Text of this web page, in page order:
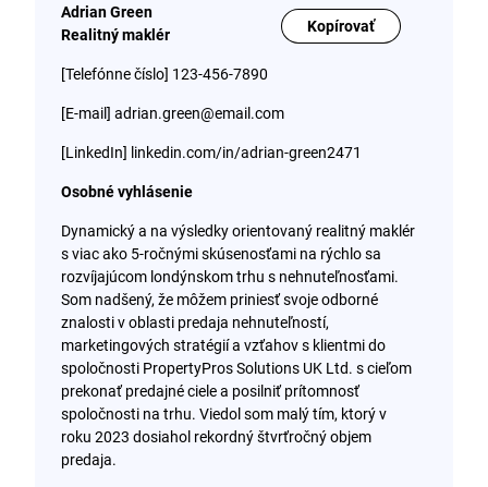
Kopírovať
Adrian Green
Realitný maklér
[Telefónne číslo] 123-456-7890
[E-mail] adrian.green@email.com
[LinkedIn] linkedin.com/in/adrian-green2471
Osobné vyhlásenie
Dynamický a na výsledky orientovaný realitný maklér
s viac ako 5-ročnými skúsenosťami na rýchlo sa
rozvíjajúcom londýnskom trhu s nehnuteľnosťami.
Som nadšený, že môžem priniesť svoje odborné
znalosti v oblasti predaja nehnuteľností,
marketingových stratégií a vzťahov s klientmi do
spoločnosti PropertyPros Solutions UK Ltd. s cieľom
prekonať predajné ciele a posilniť prítomnosť
spoločnosti na trhu. Viedol som malý tím, ktorý v
roku 2023 dosiahol rekordný štvrťročný objem
predaja.